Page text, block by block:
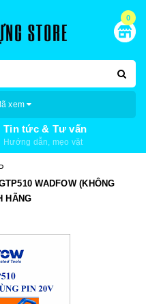
0
xem
Tin tức & Tư vấn
Hướng dẫn, mẹo vặt
WADFOW (KHÔNG
HÃNG